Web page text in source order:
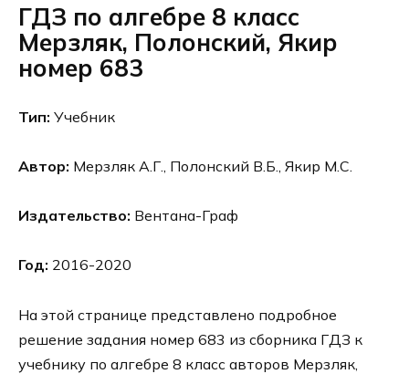
ГДЗ по алгебре 8 класс
Мерзляк, Полонский, Якир
номер 683
Тип: Учебник
Автор: Мерзляк А.Г., Полонский В.Б., Якир М.С.
Издательство: Вентана-Граф
Год: 2016-2020
На этой странице представлено подробное
решение задания номер 683 из сборника ГДЗ к
учебнику по алгебре 8 класс авторов Мерзляк,